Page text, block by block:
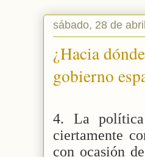
sábado, 28 de
¿Hacia
gobierno
4. La política
ciertamente
con ocasión